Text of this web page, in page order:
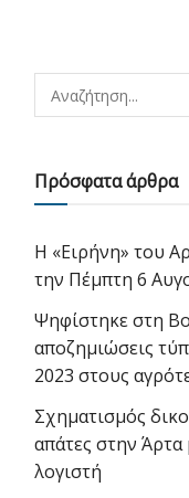
Πρόσφατα άρθρα
Η «Ειρήνη» του
την Πέμπτη 6
Ψηφίστηκε στη
αποζημιώσεις
2023 στους
Σχηματισμός
απάτες στην
λογιστή